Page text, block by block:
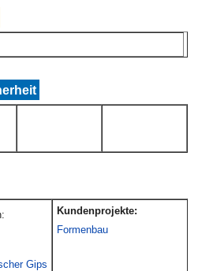
Gips
Kundenprojekte:
Formenbau